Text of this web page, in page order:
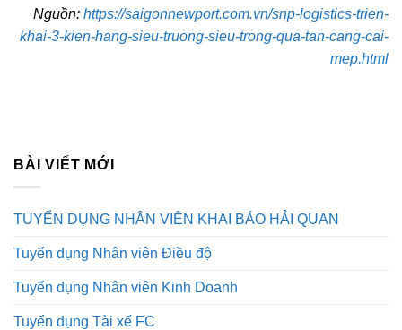
Nguồn: https://saigonnewport.com.vn/snp-logistics-trien-
khai-3-kien-hang-sieu-truong-sieu-trong-qua-tan-cang-cai-
mep.html
BÀI VIẾT MỚI
TUYỂN DỤNG NHÂN VIÊN KHAI BÁO HẢI QUAN
Tuyển dụng Nhân viên Điều độ
Tuyển dụng Nhân viên Kinh Doanh
Tuyển dụng Tài xế FC